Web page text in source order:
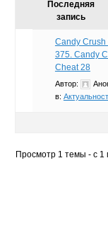
Последняя
запись
Candy
375. Candy
Cheat 28
Автор:
в:
Просмотр 1 темы - с 1